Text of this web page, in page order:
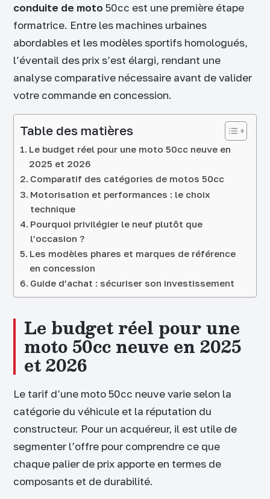
conduite de moto 50cc est une première étape
formatrice. Entre les machines urbaines
abordables et les modèles sportifs homologués,
l’éventail des prix s’est élargi, rendant une
analyse comparative nécessaire avant de valider
votre commande en concession.
Table des matières
Le budget réel pour une moto 50cc neuve en
2025 et 2026
Comparatif des catégories de motos 50cc
Motorisation et performances : le choix
technique
Pourquoi privilégier le neuf plutôt que
l’occasion ?
Les modèles phares et marques de référence
en concession
Guide d’achat : sécuriser son investissement
Le budget réel pour une
moto 50cc neuve en 2025
et 2026
Le tarif d’une moto 50cc neuve varie selon la
catégorie du véhicule et la réputation du
constructeur. Pour un acquéreur, il est utile de
segmenter l’offre pour comprendre ce que
chaque palier de prix apporte en termes de
composants et de durabilité.